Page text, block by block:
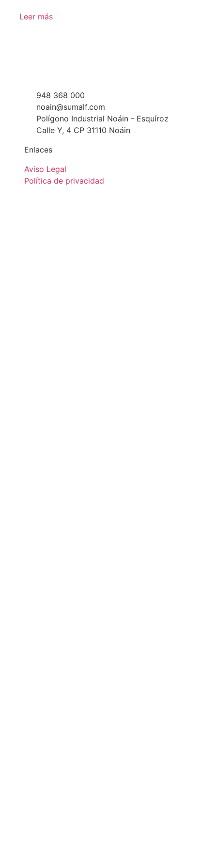
Leer más
948 368 000
noain@sumalf.com
Polígono Industrial Noáin - Esquíroz
Calle Y, 4 CP 31110 Noáin
Enlaces
Aviso Legal
Política de privacidad